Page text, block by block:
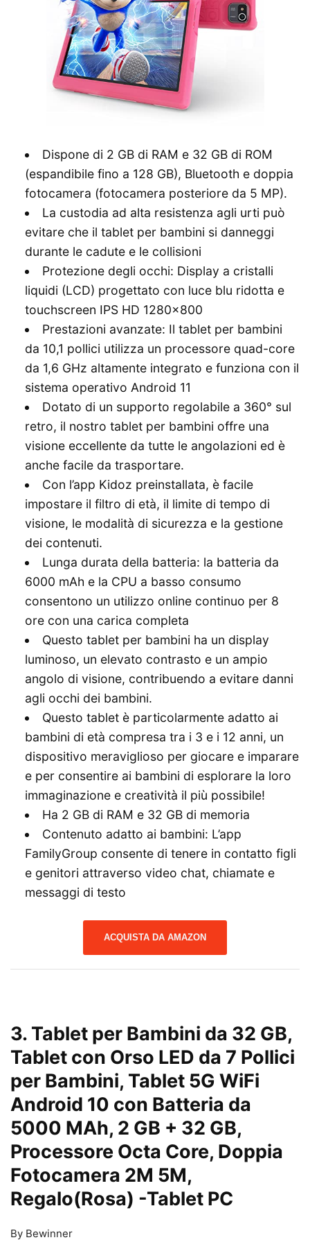
Dispone di 2 GB di RAM e 32 GB di ROM
(espandibile fino a 128 GB), Bluetooth e doppia
fotocamera (fotocamera posteriore da 5 MP).
La custodia ad alta resistenza agli urti può
evitare che il tablet per bambini si danneggi
durante le cadute e le collisioni
Protezione degli occhi: Display a cristalli
liquidi (LCD) progettato con luce blu ridotta e
touchscreen IPS HD 1280×800
Prestazioni avanzate: Il tablet per bambini
da 10,1 pollici utilizza un processore quad-core
da 1,6 GHz altamente integrato e funziona con il
sistema operativo Android 11
Dotato di un supporto regolabile a 360° sul
retro, il nostro tablet per bambini offre una
visione eccellente da tutte le angolazioni ed è
anche facile da trasportare.
Con l’app Kidoz preinstallata, è facile
impostare il filtro di età, il limite di tempo di
visione, le modalità di sicurezza e la gestione
dei contenuti.
Lunga durata della batteria: la batteria da
6000 mAh e la CPU a basso consumo
consentono un utilizzo online continuo per 8
ore con una carica completa
Questo tablet per bambini ha un display
luminoso, un elevato contrasto e un ampio
angolo di visione, contribuendo a evitare danni
agli occhi dei bambini.
Questo tablet è particolarmente adatto ai
bambini di età compresa tra i 3 e i 12 anni, un
dispositivo meraviglioso per giocare e imparare
e per consentire ai bambini di esplorare la loro
immaginazione e creatività il più possibile!
Ha 2 GB di RAM e 32 GB di memoria
Contenuto adatto ai bambini: L’app
FamilyGroup consente di tenere in contatto figli
e genitori attraverso video chat, chiamate e
messaggi di testo
ACQUISTA DA AMAZON
3. Tablet per Bambini da 32 GB,
Tablet con Orso LED da 7 Pollici
per Bambini, Tablet 5G WiFi
Android 10 con Batteria da
5000 MAh, 2 GB + 32 GB,
Processore Octa Core, Doppia
Fotocamera 2M 5M,
Regalo(Rosa) -Tablet PC
By Bewinner